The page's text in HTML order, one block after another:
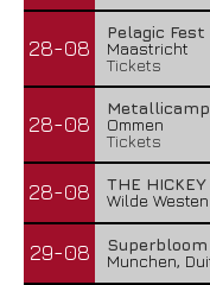
28-08
Pelagic
Maastricht
Tickets
28-08
Metallicamp
Ommen
Tickets
28-08
THE
Wilde
29-08
Munchen,